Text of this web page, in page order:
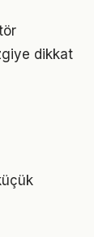
dikkat